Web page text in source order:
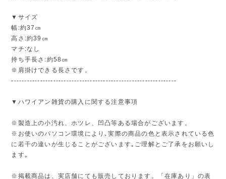
▼サイズ
幅:約37㎝
高さ:約39㎝
マチ:なし
持ち手長さ:約58㎝
※肩掛けできる長さです。
---------------------------------------------------------------
▼ハワイアン雑貨の購入に関する注意事項
※製造上の小汚れ、ホツレ、凹凸等ある場合がございます。
※お使いのパソコン環境により､実際の商品の色と表示されている色
に若干の違いが生じることがございます｡ご理解とご了承をお願いし
ます｡
※掲載商品は、実店舗にても販売しております。「在庫あり」の表